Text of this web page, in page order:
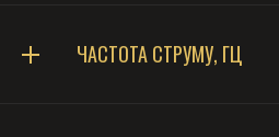
ЧАСТОТА СТРУМУ, ГЦ